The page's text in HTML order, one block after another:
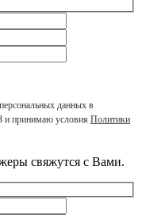
данных в
и принимаю условия Политики
свяжутся с Вами.